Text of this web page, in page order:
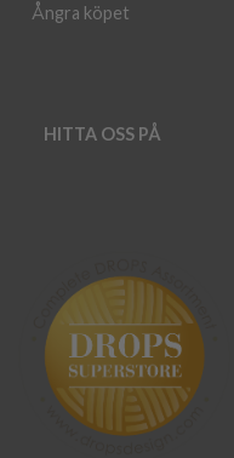
Ångra köpet
HITTA OSS PÅ